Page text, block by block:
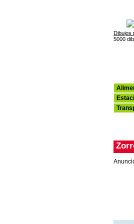
Dibujos
5000